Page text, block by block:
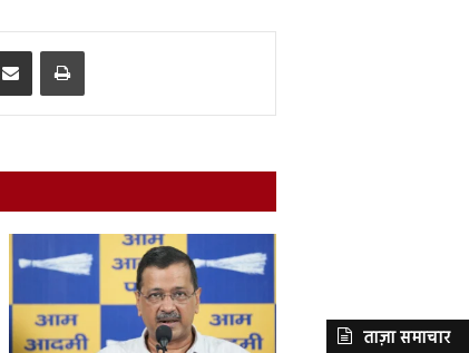
Share via Email Print
ताज़ा समाचार